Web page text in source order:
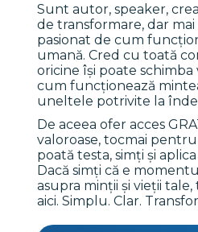
Sunt autor, speaker,
de transformare, dar
pasionat de cum
umană. Cred cu toată
oricine își poate
cum funcționează
uneltele potrivite la
De aceea ofer acces
valoroase, tocmai pentru
poată testa, simți și
Dacă simți că e
asupra minții și vieții
aici. Simplu. Clar.